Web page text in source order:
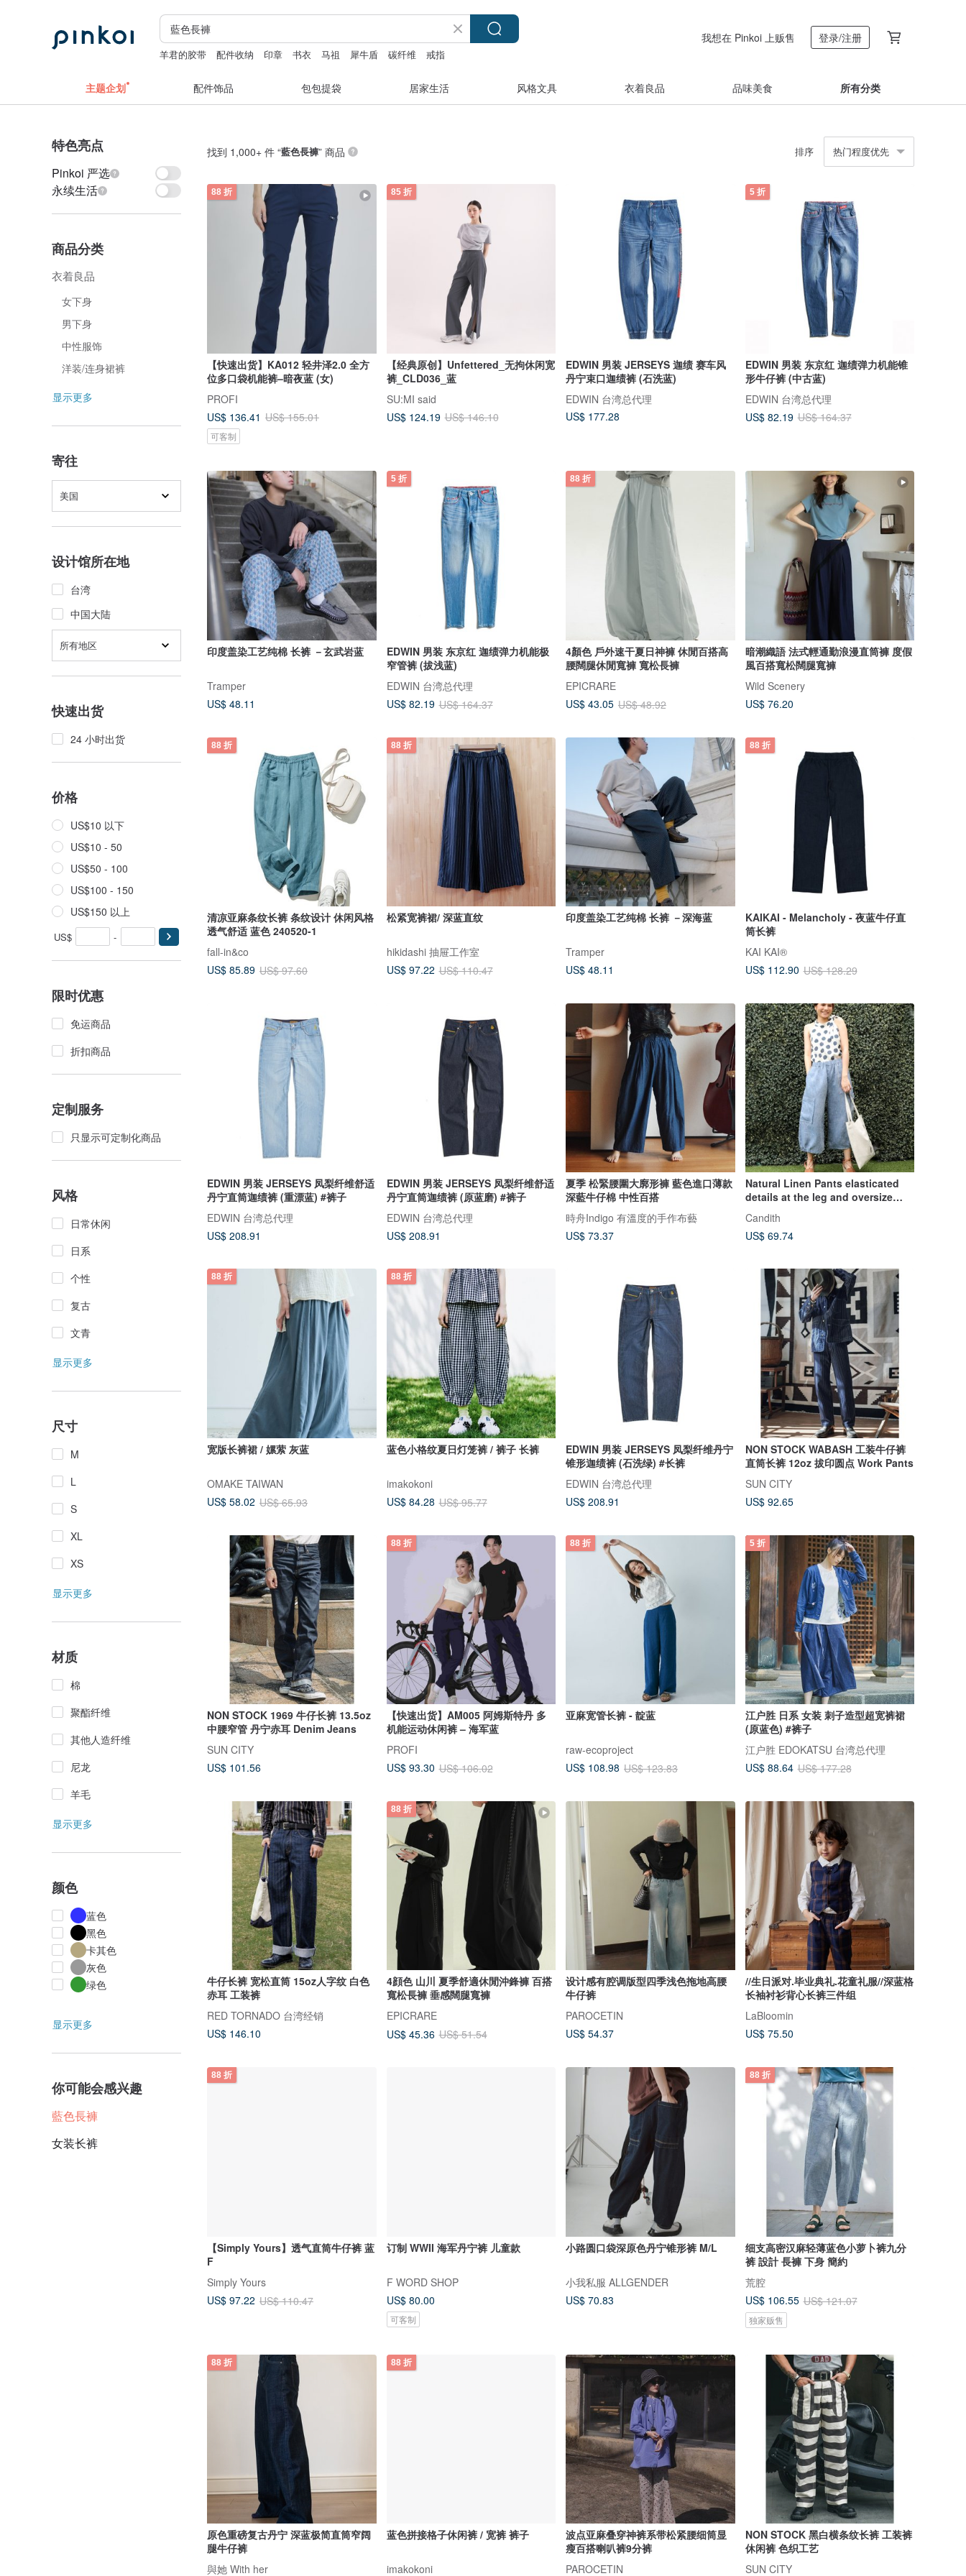
羊君的胶带 配件收纳 印章 书衣 马祖 犀牛盾 碳纤维 戒指
我想在 Pinkoi 上贩售 登录/注册
主题企划 配件饰品 包包提袋 居家生活 风格文具 衣着良品 品味美食 所有分类
特色亮点
Pinkoi 严选
永续生活
商品分类
衣着良品
女下身
男下身
中性服饰
洋装/连身裙裤
显示更多
寄往
美国
设计馆所在地
台湾
中国大陆
所有地区
快速出货
24 小时出货
价格
US$10 以下
US$10 - 50
US$50 - 100
US$100 - 150
US$150 以上
US$ -
限时优惠
免运商品
折扣商品
定制服务
只显示可定制化商品
风格
日常休闲
日系
个性
复古
文青
显示更多
尺寸
M
L
S
XL
XS
显示更多
材质
棉
聚酯纤维
其他人造纤维
尼龙
羊毛
显示更多
颜色
蓝色
黑色
卡其色
灰色
绿色
显示更多
你可能会感兴趣
藍色長褲
女装长裤
找到 1,000+ 件 “藍色長褲” 商品 排序 热门程度优先
88 折
【快速出货】KA012 轻井泽2.0 全方
位多口袋机能裤–暗夜蓝 (女)
PROFI
US$ 136.41 US$ 155.01
可客制
85 折
【经典原创】Unfettered_无拘休闲宽
裤_CLD036_蓝
SU:MI said
US$ 124.19 US$ 146.10
EDWIN 男装 JERSEYS 迦绩 赛车风
丹宁束口迦绩裤 (石洗蓝)
EDWIN 台湾总代理
US$ 177.28
5 折
EDWIN 男装 东京红 迦绩弹力机能锥
形牛仔裤 (中古蓝)
EDWIN 台湾总代理
US$ 82.19 US$ 164.37
印度盖染工艺纯棉 长裤 －玄武岩蓝
Tramper
US$ 48.11
5 折
EDWIN 男装 东京红 迦绩弹力机能极
窄管裤 (拔浅蓝)
EDWIN 台湾总代理
US$ 82.19 US$ 164.37
88 折
4顏色 戶外速干夏日神褲 休閒百搭高
腰闊腿休閒寬褲 寬松長褲
EPICRARE
US$ 43.05 US$ 48.92
暗潮織語 法式輕通勤浪漫直筒褲 度假
風百搭寬松闊腿寬褲
Wild Scenery
US$ 76.20
88 折
清凉亚麻条纹长裤 条纹设计 休闲风格
透气舒适 蓝色 240520-1
fall-in&co
US$ 85.89 US$ 97.60
88 折
松紧宽裤裙/ 深蓝直纹
hikidashi 抽屉工作室
US$ 97.22 US$ 110.47
印度盖染工艺纯棉 长裤 －深海蓝
Tramper
US$ 48.11
88 折
KAIKAI - Melancholy - 夜蓝牛仔直
筒长裤
KAI KAI®
US$ 112.90 US$ 128.29
EDWIN 男装 JERSEYS 凤梨纤维舒适
丹宁直筒迦绩裤 (重漂蓝) #裤子
EDWIN 台湾总代理
US$ 208.91
EDWIN 男装 JERSEYS 凤梨纤维舒适
丹宁直筒迦绩裤 (原蓝磨) #裤子
EDWIN 台湾总代理
US$ 208.91
夏季 松緊腰圍大廓形褲 藍色進口薄款
深藍牛仔棉 中性百搭
時舟Indigo 有溫度的手作布藝
US$ 73.37
Natural Linen Pants elasticated
details at the leg and oversize
pockets - Blue
Candith
US$ 69.74
88 折
宽版长裤裙 / 嫘萦 灰蓝
OMAKE TAIWAN
US$ 58.02 US$ 65.93
88 折
蓝色小格纹夏日灯笼裤 / 裤子 长裤
imakokoni
US$ 84.28 US$ 95.77
EDWIN 男装 JERSEYS 凤梨纤维丹宁
锥形迦绩裤 (石洗绿) #长裤
EDWIN 台湾总代理
US$ 208.91
NON STOCK WABASH 工装牛仔裤
直筒长裤 12oz 拔印圆点 Work Pants
SUN CITY
US$ 92.65
NON STOCK 1969 牛仔长裤 13.5oz
中腰窄管 丹宁赤耳 Denim Jeans
SUN CITY
US$ 101.56
88 折
【快速出货】AM005 阿姆斯特丹 多
机能运动休闲裤 – 海军蓝
PROFI
US$ 93.30 US$ 106.02
88 折
亚麻宽管长裤 - 靛蓝
raw-ecoproject
US$ 108.98 US$ 123.83
5 折
江户胜 日系 女装 刺子造型超宽裤裙
(原蓝色) #裤子
江户胜 EDOKATSU 台湾总代理
US$ 88.64 US$ 177.28
牛仔长裤 宽松直筒 15oz人字纹 白色
赤耳 工装裤
RED TORNADO 台湾经销
US$ 146.10
88 折
4顔色 山川 夏季舒適休閒沖鋒褲 百搭
寬松長褲 垂感闊腿寬褲
EPICRARE
US$ 45.36 US$ 51.54
设计感有腔调版型四季浅色拖地高腰
牛仔裤
PAROCETIN
US$ 54.37
//生日派对.毕业典礼.花童礼服//深蓝格
长袖衬衫背心长裤三件组
LaBloomin
US$ 75.50
88 折
【Simply Yours】透气直筒牛仔裤 蓝
F
Simply Yours
US$ 97.22 US$ 110.47
订制 WWII 海军丹宁裤 儿童款
F WORD SHOP
US$ 80.00
可客制
小路圆口袋深原色丹宁锥形裤 M/L
小我私服 ALLGENDER
US$ 70.83
88 折
细支高密汉麻轻薄蓝色小萝卜裤九分
裤 設計 長褲 下身 簡約
荒腔
US$ 106.55 US$ 121.07
独家贩售
88 折
原色重磅复古丹宁 深蓝极简直筒窄阔
腿牛仔裤
與她 With her
88 折
蓝色拼接格子休闲裤 / 宽裤 裤子
imakokoni
波点亚麻叠穿神裤系带松紧腰细筒显
瘦百搭喇叭裤9分裤
PAROCETIN
NON STOCK 黑白横条纹长裤 工装裤
休闲裤 色织工艺
SUN CITY